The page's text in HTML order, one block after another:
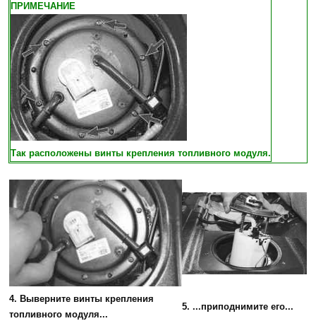
ПРИМЕЧАНИЕ
Так расположены винты крепления топливного модуля.
4. Выверните винты крепления
топливного модуля...
5. ...приподнимите его...